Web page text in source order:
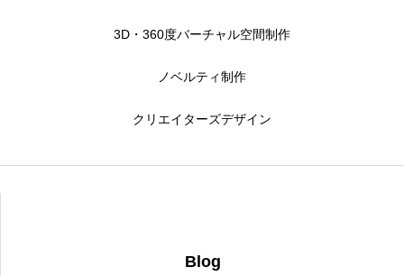
3D・360度バーチャル空間制作
ノベルティ制作
クリエイターズデザイン
Blog